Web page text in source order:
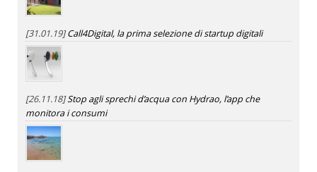
[31.01.19]Call4Digital, la prima selezione di startup digitali
[26.11.18]Stop agli sprechi d’acqua con Hydrao, l’app che
monitora i consumi